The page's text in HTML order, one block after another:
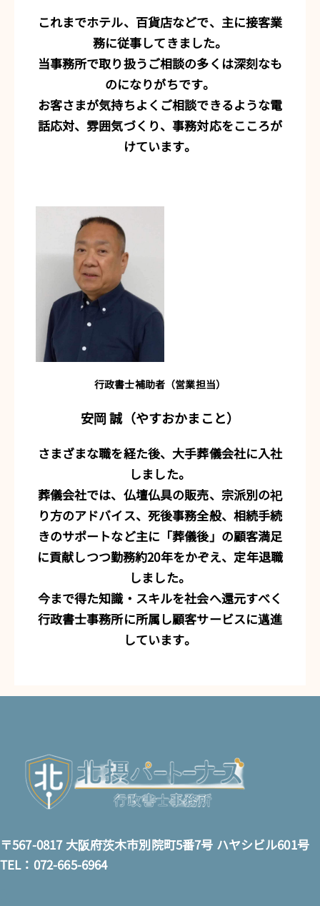
これまでホテル、百貨店などで、主に接客業
務に従事してきました。
当事務所で取り扱うご相談の多くは深刻なも
のになりがちです。
お客さまが気持ちよくご相談できるような電
話応対、雰囲気づくり、事務対応をこころが
けています。
行政書士補助者（営業担当）
安岡 誠（やすおかまこと）
さまざまな職を経た後、大手葬儀会社に入社
しました。
葬儀会社では、仏壇仏具の販売、宗派別の祀
り方のアドバイス、死後事務全般、相続手続
きのサポートなど主に「葬儀後」の顧客満足
に貢献しつつ勤務約20年をかぞえ、定年退職
しました。
今まで得た知識・スキルを社会へ還元すべく
行政書士事務所に所属し顧客サービスに邁進
しています。
〒567-0817 大阪府茨木市別院町5番7号 ハヤシビル601号
TEL：072-665-6964